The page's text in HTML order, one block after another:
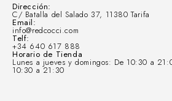
Dirección:
C/ Batalla del Salado 37, 11380 Tarifa
Email:
info@redcocci.com
Telf:
+34 640 617 888
Horario de Tienda
Lunes a jueves y domingos: De 10:30 a
10:30 a 21:30